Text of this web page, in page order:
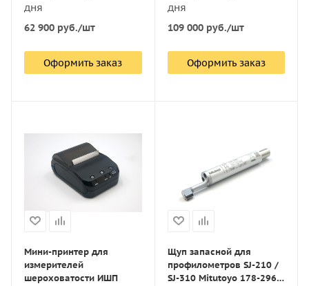
дня
62 900 руб./шт
Оформить заказ
дня
109 000руб./шт
Оформить заказ
Мини-принтер для
измерителей
шероховатости ИШП
Щуп запасной для
профилометров SJ-210 /
SJ-310 Mitutoyo 178-296